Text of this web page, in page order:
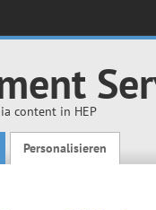
content in HEP
Personalisieren